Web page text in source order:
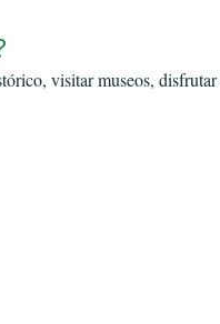
visitar museos, disfrutar